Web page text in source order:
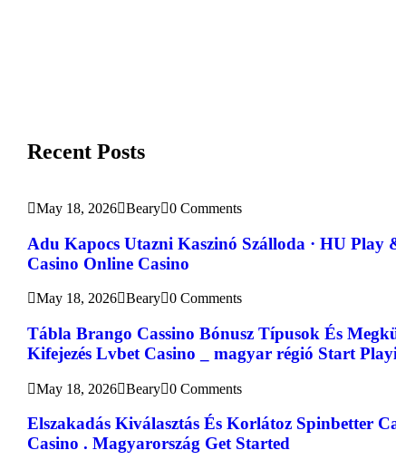
Recent Posts
May 18, 2026 Beary 0 Comments
Adu Kapocs Utazni Kaszinó Szálloda · HU Play
Casino Online Casino
May 18, 2026 Beary 0 Comments
Tábla Brango Cassino Bónusz Típusok És
Kifejezés Lvbet Casino _ magyar régió Start
May 18, 2026 Beary 0 Comments
Elszakadás Kiválasztás És Korlátoz Spinbetter
Casino . Magyarország Get Started